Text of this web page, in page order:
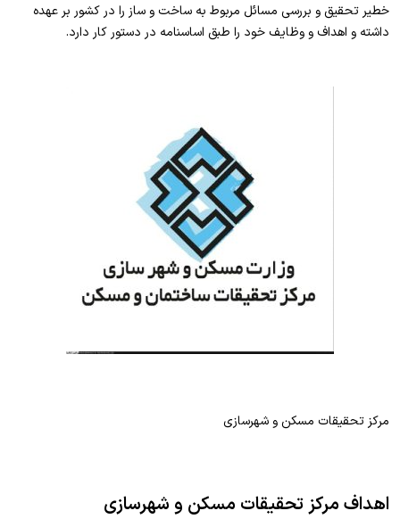
خطیر تحقیق و بررسی مسائل مربوط به ساخت و ساز را در کشور بر عهده
داشته و اهداف و وظایف خود را طبق اساسنامه در دستور کار دارد.
مرکز تحقیقات مسکن و شهرسازی
اهداف مرکز تحقیقات مسکن و شهرسازی